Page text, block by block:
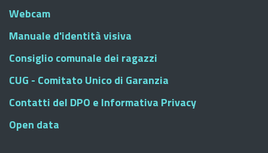
Webcam
Manuale d'identità visiva
Consiglio comunale dei ragazzi
CUG - Comitato Unico di Garanzia
Contatti del DPO e Informativa Privacy
Open data